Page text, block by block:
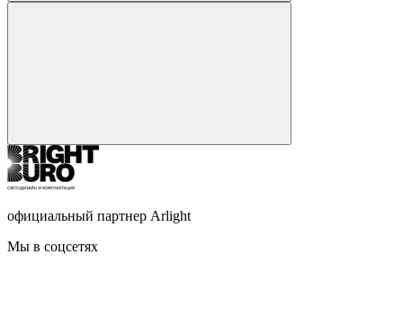
официальный партнер Arlight
Мы в соцсетях